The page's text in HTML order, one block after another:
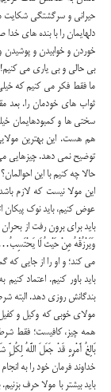
حیرانی و سرگشتگی شکایت
دلهایمان را با بنده های
خوردن و خوابیدن و پوشیدن
بی حالی و بی یاری می کنیم!
ما فقط فکر می کنیم که
ثواب های خودمان را. بعد
سختی ها و کمبودهایمان
هم هست. این بهترین
توضیح نمی دهد. چیزهایی می
حالا چه کنیم با این احوالمان؟
این مولا نیست که لازم
عوض کنیم، باید نوک پیکان
باید برای برون رفت از
می کند؛ و او را از جایی که
باید باور کنیم. اعتماد
بندگانش روزی دهد. البته
مولای خوبی که وکیل و کفیل
همه چیز، کافیست؛ فقط
خداوند فرمان خود را به
باید بیشتر با مولا حرف